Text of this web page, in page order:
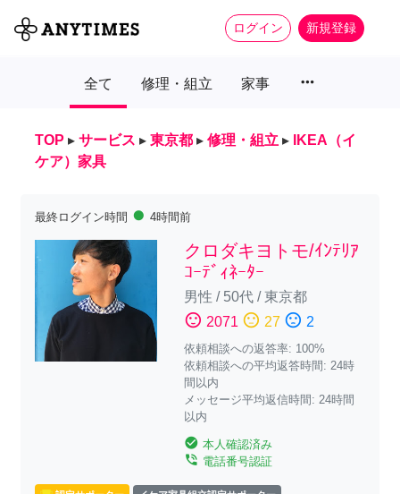
ログイン 新規登録
全て 修理・組立 家事 more_horiz
TOP ▸ サービス ▸ 東京都 ▸ 修理・組立 ▸
IKEA（イ
ケア）家具
最終ログイン時間 fiber_manual_record 4時間前
クロダキヨトモ/ｲﾝﾃﾘｱ
ｺｰﾃﾞｨﾈｰﾀｰ
男性 / 50代/東京都
sentiment_satisfied 2071 sentiment_neutral 27 sentiment_dissatisfied 2
依頼相談への返答率: 100%
依頼相談への平均返答時間: 24時
間以内
メッセージ平均返信時間: 24時間
以内
check_circle 本人確認済み
phone_in_talk 電話番号認証